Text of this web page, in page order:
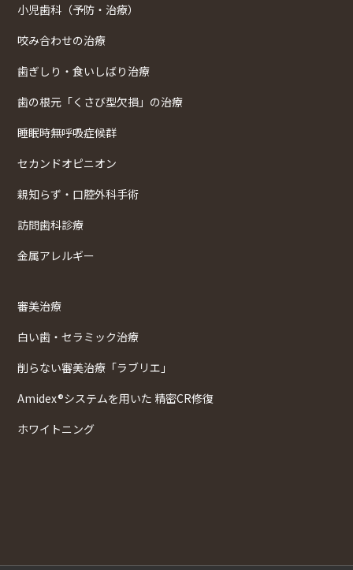
小児歯科（予防・治療）
咬み合わせの治療
歯ぎしり・食いしばり治療
歯の根元「くさび型欠損」の治療
睡眠時無呼吸症候群
セカンドオピニオン
親知らず・口腔外科手術
訪問歯科診療
金属アレルギー
審美治療
白い歯・セラミック治療
削らない審美治療「ラブリエ」
Amidex®システムを用いた 精密CR修復
ホワイトニング